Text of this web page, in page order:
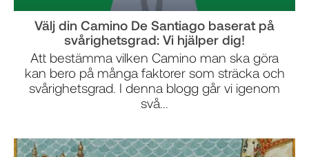
Välj din Camino De Santiago baserat på
svårighetsgrad: Vi hjälper dig!
Att bestämma vilken Camino man ska göra
kan bero på många faktorer som sträcka och
svårighetsgrad. I denna blogg går vi igenom
svå...